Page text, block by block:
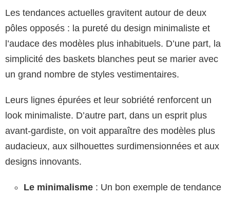
Les tendances actuelles gravitent autour de deux
pôles opposés : la pureté du design minimaliste et
l’audace des modèles plus inhabituels. D’une part, la
simplicité des baskets blanches peut se marier avec
un grand nombre de styles vestimentaires.
Leurs lignes épurées et leur sobriété renforcent un
look minimaliste. D’autre part, dans un esprit plus
avant-gardiste, on voit apparaître des modèles plus
audacieux, aux silhouettes surdimensionnées et aux
designs innovants.
Le minimalisme : Un bon exemple de tendance